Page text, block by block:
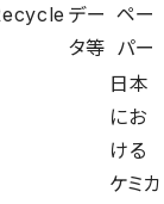
＋
デー
タ等
ペー
パー
日本
にお
ける
ケミカ